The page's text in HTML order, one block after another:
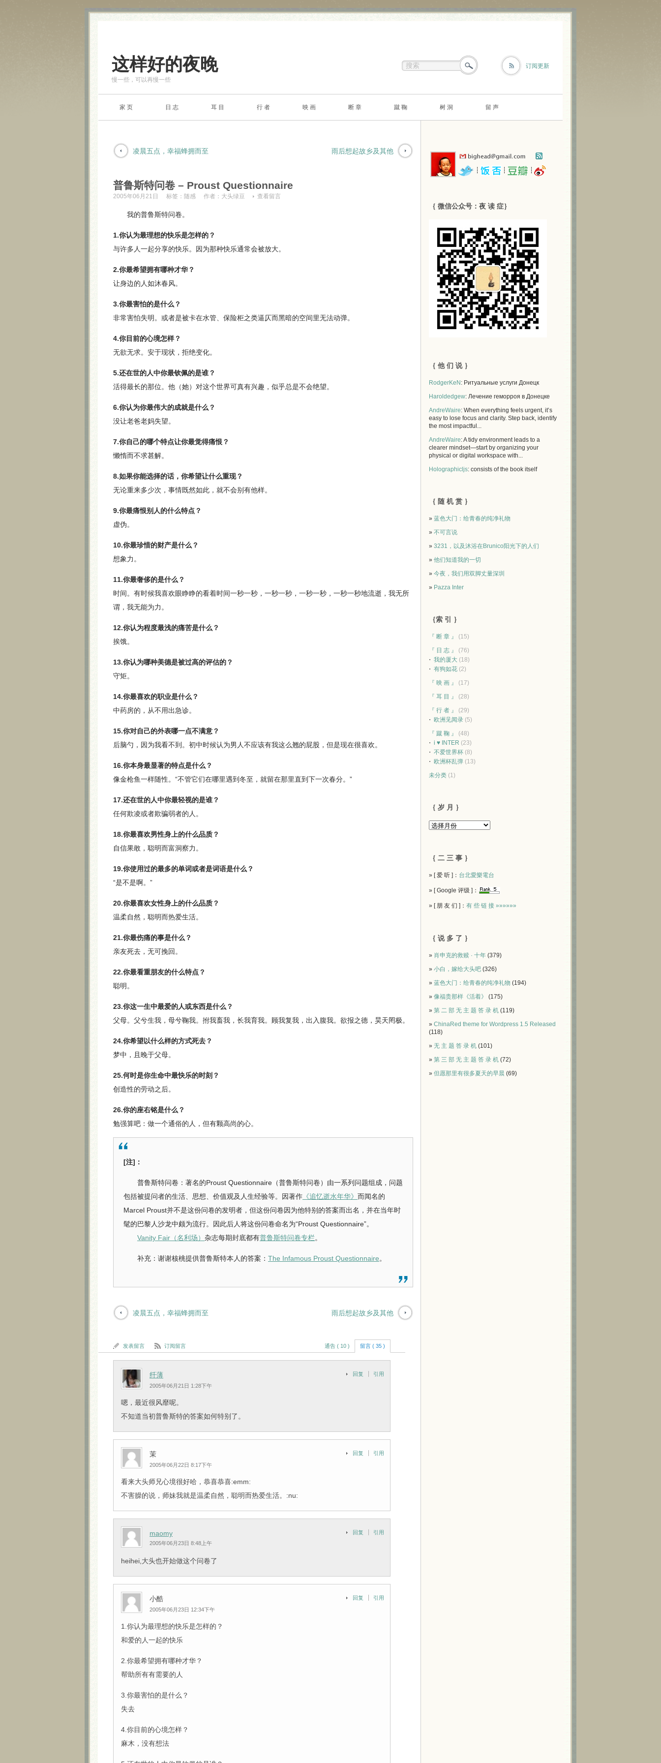
这样好的夜晚
慢一些，可以再慢一些
订阅更新
家 页 日 志 耳 目 行 者 映 画 断 章 蹴 鞠 树 洞 留 声
凌晨五点，幸福蜂拥而至 雨后想起故乡及其他
普鲁斯特问卷 – Proust Questionnaire
2005年06月21日 标签： 随感 作者： 大头绿豆 查看留言
我的普鲁斯特问卷。
1.你认为最理想的快乐是怎样的？
与许多人一起分享的快乐。因为那种快乐通常会被放大。
2.你最希望拥有哪种才华？
让身边的人如沐春风。
3.你最害怕的是什么？
非常害怕失明。或者是被卡在水管、保险柜之类逼仄而黑暗的空间里无法动弹。
4.你目前的心境怎样？
无欲无求。安于现状，拒绝变化。
5.还在世的人中你最钦佩的是谁？
活得最长的那位。他（她）对这个世界可真有兴趣，似乎总是不会绝望。
6.你认为你最伟大的成就是什么？
没让老爸老妈失望。
7.你自己的哪个特点让你最觉得痛恨？
懒惰而不求甚解。
8.如果你能选择的话，你希望让什么重现？
无论重来多少次，事情既然如此，就不会别有他样。
9.你最痛恨别人的什么特点？
虚伪。
10.你最珍惜的财产是什么？
想象力。
11.你最奢侈的是什么？
时间。有时候我喜欢眼睁睁的看着时间一秒一秒，一秒一秒，一秒一秒，一秒一秒地流逝，我无所
谓，我无能为力。
12.你认为程度最浅的痛苦是什么？
挨饿。
13.你认为哪种美德是被过高的评估的？
守矩。
14.你最喜欢的职业是什么？
中药房的，从不用出急诊。
15.你对自己的外表哪一点不满意？
后脑勺，因为我看不到。初中时候认为男人不应该有我这么翘的屁股，但是现在很喜欢。
16.你本身最显著的特点是什么？
像金枪鱼一样随性。“不管它们在哪里遇到冬至，就留在那里直到下一次春分。”
17.还在世的人中你最轻视的是谁？
任何欺凌或者欺骗弱者的人。
18.你最喜欢男性身上的什么品质？
自信果敢，聪明而富洞察力。
19.你使用过的最多的单词或者是词语是什么？
“是不是啊。”
20.你最喜欢女性身上的什么品质？
温柔自然，聪明而热爱生活。
21.你最伤痛的事是什么？
亲友死去，无可挽回。
22.你最看重朋友的什么特点？
聪明。
23.你这一生中最爱的人或东西是什么？
父母。父兮生我，母兮鞠我。拊我畜我，长我育我。顾我复我，出入腹我。欲报之德，昊天罔极。
24.你希望以什么样的方式死去？
梦中，且晚于父母。
25.何时是你生命中最快乐的时刻？
创造性的劳动之后。
26.你的座右铭是什么？
勉强算吧：做一个通俗的人，但有颗高尚的心。
[注]：
普鲁斯特问卷：著名的Proust Questionnaire（普鲁斯特问卷）由一系列问题组成，问题
包括被提问者的生活、思想、价值观及人生经验等。因著作 《追忆逝水年华》 而闻名的
Marcel Proust并不是这份问卷的发明者，但这份问卷因为他特别的答案而出名，并在当年时
髦的巴黎人沙龙中颇为流行。因此后人将这份问卷命名为“Proust Questionnaire”。
Vanity Fair（名利场） 杂志每期封底都有普鲁斯特问卷专栏。
补充：谢谢核桃提供普鲁斯特本人的答案： The Infamous Proust Questionnaire。
凌晨五点，幸福蜂拥而至 雨后想起故乡及其他
发表留言 订阅留言 通告 ( 10 ) 留言 ( 35 )
纤薄
2005年06月21日 1:28下午
回复 引用
嗯，最近很风靡呢。
不知道当初普鲁斯特的答案如何特别了。
茉
2005年06月22日 8:17下午
回复 引用
看来大头师兄心境很好哈，恭喜恭喜:emm:
不害臊的说，师妹我就是温柔自然，聪明而热爱生活。:nu:
maomy
2005年06月23日 8:48上午
回复 引用
heihei,大头也开始做这个问卷了
小酷
2005年06月23日 12:34下午
回复 引用
1.你认为最理想的快乐是怎样的？
和爱的人一起的快乐
2.你最希望拥有哪种才华？
帮助所有有需要的人
3.你最害怕的是什么？
失去
4.你目前的心境怎样？
麻木，没有想法
┆ ┆ ┆
｛ 微信公众号：夜 读 症｝
｛ 他 们 说 ｝
RodgerKeN : Ритуальные услуги Донецк
Haroldedgew: Лечение геморроя в Донецке
AndreWaire: When everything feels urgent, it’s
easy to lose focus and clarity. Step back, identify
the most impactful...
AndreWaire: A tidy environment leads to a
clearer mindset—start by organizing your
physical or digital workspace with...
Holographicljs: consists of the book itself
｛ 随 机 赏 ｝
» 蓝色大门：给青春的纯净礼物
» 不可言说
» 3231，以及沐浴在Brunico阳光下的人们
» 他们知道我的一切
» 今夜，我们用双脚丈量深圳
» Pazza Inter
｛索 引 ｝
『 断 章 』
(15)
『 日 志 』
(76)
我的厦大 (18)
有狗如花 (2)
『 映 画 』
(17)
『 耳 目 』
(28)
『 行 者 』
(29)
欧洲见闻录 (5)
『 蹴 鞠 』
(48)
i ♥ INTER (23)
不爱世界杯 (8)
欧洲杯乱弹 (13)
未分类 (1)
｛ 岁 月 ｝
｛ 二 三 事 ｝
» [ 爱 听 ]： 台北愛樂電台
» [ Google 评级 ]：
» [ 朋 友 们 ]： 有 些 链 接 »»»»»»
｛ 说 多 了 ｝
» 肖申克的救赎 · 十年 (379)
» 小白，嫁给大头吧 (326)
» 蓝色大门：给青春的纯净礼物 (194)
» 像福贵那样《活着》
(175)
» 第 二 部 无 主 题 答 录 机 (119)
» ChinaRed theme for Wordpress 1.5 Released
(118)
» 无 主 题 答 录 机 (101)
» 第 三 部 无 主 题 答 录 机 (72)
» 但愿那里有很多夏天的早晨 (69)